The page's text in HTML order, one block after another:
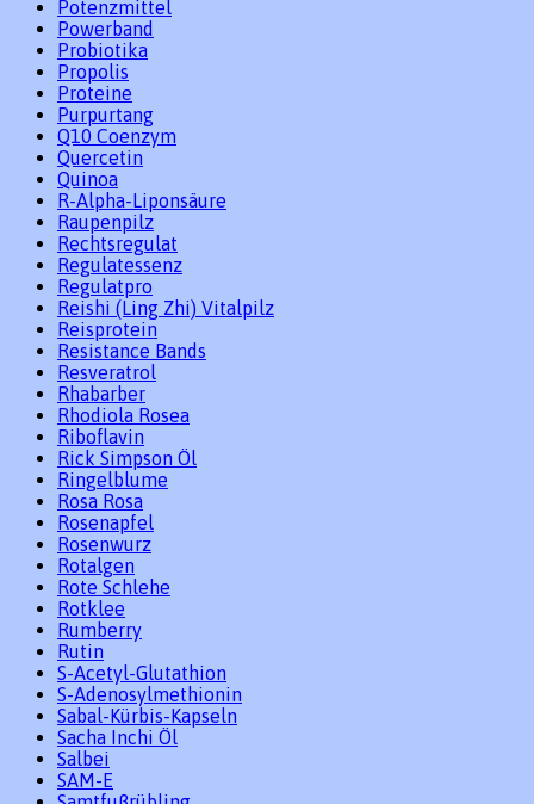
Potenzmittel
Powerband
Probiotika
Propolis
Proteine
Purpurtang
Q10 Coenzym
Quercetin
Quinoa
R-Alpha-Liponsäure
Raupenpilz
Rechtsregulat
Regulatessenz
Regulatpro
Reishi (Ling Zhi) Vitalpilz
Reisprotein
Resistance Bands
Resveratrol
Rhabarber
Rhodiola Rosea
Riboflavin
Rick Simpson Öl
Ringelblume
Rosa Rosa
Rosenapfel
Rosenwurz
Rotalgen
Rote Schlehe
Rotklee
Rumberry
Rutin
S-Acetyl-Glutathion
S-Adenosylmethionin
Sabal-Kürbis-Kapseln
Sacha Inchi Öl
Salbei
SAM-E